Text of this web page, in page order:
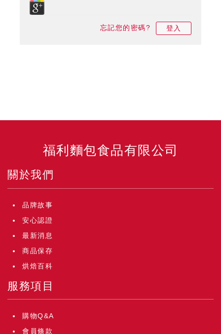
忘記您的密碼? 登入
福利麵包食品有限公司
關於我們
品牌故事
安心認證
最新消息
商品保存
烘焙百科
服務項目
購物Q&A
會員條款